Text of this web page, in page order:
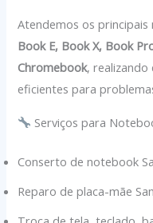
Atendemos os
Book E, Book X, Book
Chromebook, realizando
eficientes para
Serviços para
Conserto de notebook
Reparo de placa-mãe